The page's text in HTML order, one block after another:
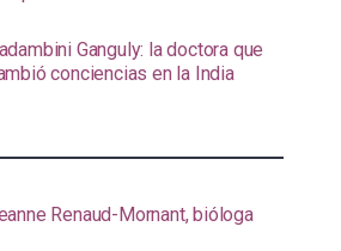
Ganguly: la doctora que
conciencias en la India
Renaud-Mornant, bióloga